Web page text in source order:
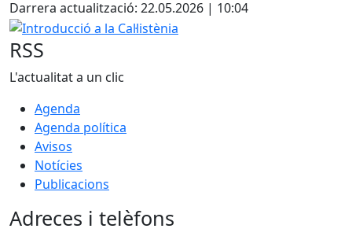
Darrera actualització: 22.05.2026 | 10:04
Introducció a la Cal·listènia
RSS
L'actualitat a un clic
Agenda
Agenda política
Avisos
Notícies
Publicacions
Adreces i telèfons